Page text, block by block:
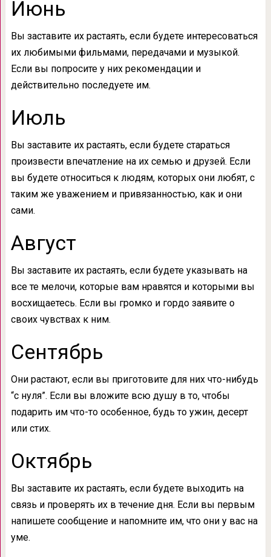
Июнь
Вы заставите их растаять, если будете интересоваться
их любимыми фильмами, передачами и музыкой.
Если вы попросите у них рекомендации и
действительно последуете им.
Июль
Вы заставите их растаять, если будете стараться
произвести впечатление на их семью и друзей. Если
вы будете относиться к людям, которых они любят, с
таким же уважением и привязанностью, как и они
сами.
Август
Вы заставите их растаять, если будете указывать на
все те мелочи, которые вам нравятся и которыми вы
восхищаетесь. Если вы громко и гордо заявите о
своих чувствах к ним.
Сентябрь
Они растают, если вы приготовите для них что-нибудь
“с нуля”. Если вы вложите всю душу в то, чтобы
подарить им что-то особенное, будь то ужин, десерт
или стих.
Октябрь
Вы заставите их растаять, если будете выходить на
связь и проверять их в течение дня. Если вы первым
напишете сообщение и напомните им, что они у вас на
уме.